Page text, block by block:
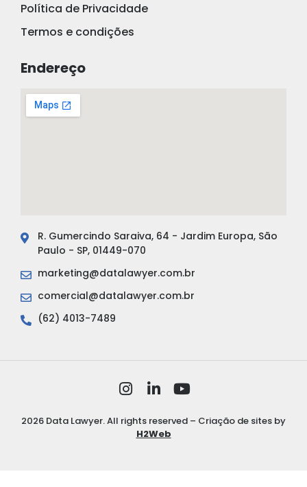
Política de Privacidade
Termos e condições
Endereço
R. Gumercindo Saraiva, 64 - Jardim Europa, São
Paulo - SP, 01449-070
marketing@datalawyer.com.br
comercial@datalawyer.com.br
(62) 4013-7489
2026 Data Lawyer. All rights reserved – Criação de sites by
H2Web